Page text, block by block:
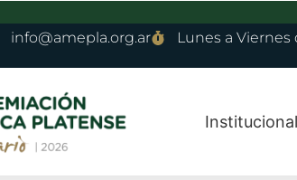
info@amepla.org.ar Lunes a Viernes
Institucional